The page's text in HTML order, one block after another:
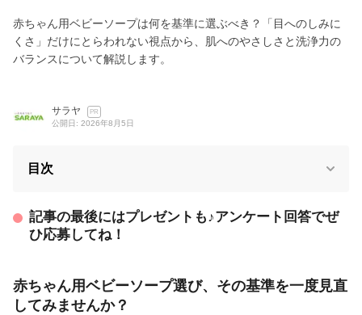
赤ちゃん用ベビーソープは何を基準に選ぶべき？「目へのしみに
くさ」だけにとらわれない視点から、肌へのやさしさと洗浄力の
バランスについて解説します。
サラヤ PR
公開日: 2026年8月5日
目次
記事の最後にはプレゼントも♪アンケート回答でぜ
ひ応募してね！
赤ちゃん用ベビーソープ選び、その基準を一度見直
してみませんか？